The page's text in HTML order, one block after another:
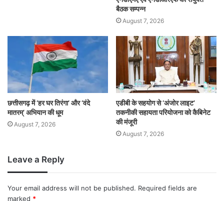
बैठक सम्पन्न
August 7, 2026
छत्तीसगढ़ में ‘हर घर तिरंगा’ और ‘वंदे
मातरम्’ अभियान की धूम
August 7, 2026
एडीबी के सहयोग से ‘अंजोर लाइट’
तकनीकी सहायता परियोजना को कैबिनेट
की मंजूरी
August 7, 2026
Leave a Reply
Your email address will not be published. Required fields are
marked *